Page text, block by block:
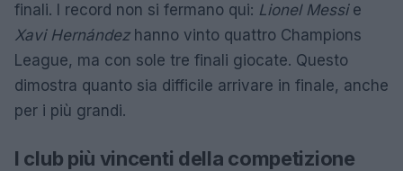
finali. I record non si fermano qui: Lionel Messie
Xavi Hernándezhanno vinto quattro Champions
League, ma con sole tre finali giocate. Questo
dimostra quanto sia difficile arrivare in finale, anche
per i più grandi.
I club più vincenti della competizione